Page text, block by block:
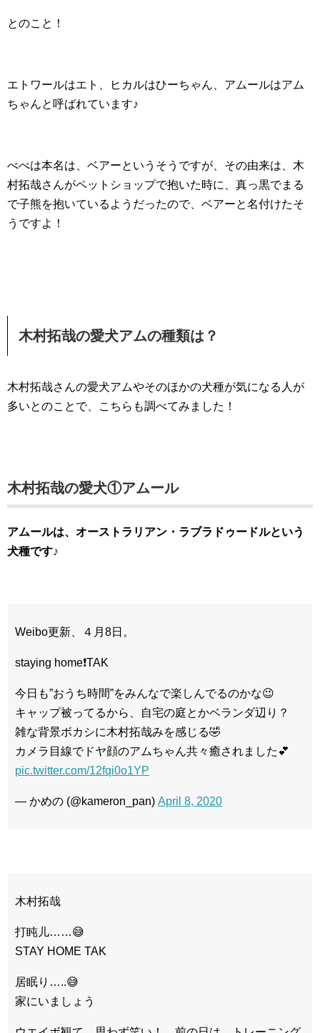
とのこと！
エトワールはエト、ヒカルはひーちゃん、アムールはアム
ちゃんと呼ばれています♪
べべは本名は、ベアーというそうですが、その由来は、木
村拓哉さんがペットショップで抱いた時に、真っ黒でまる
で子熊を抱いているようだったので、ベアーと名付けたそ
うですよ！
木村拓哉の愛犬アムの種類は？
木村拓哉さんの愛犬アムやそのほかの犬種が気になる人が
多いとのことで、こちらも調べてみました！
木村拓哉の愛犬①アムール
アムールは、オーストラリアン・ラブラドゥードルという
犬種です♪
Weibo更新、４月8日。
staying home❗️TAK
今日も”おうち時間”をみんなで楽しんでるのかな😉
キャップ被ってるから、自宅の庭とかベランダ辺り？
雑な背景ボカシに木村拓哉みを感じる🤣
カメラ目線でドヤ顔のアムちゃん共々癒されました💕
pic.twitter.com/12fqi0o1YP
— かめの (@kameron_pan) April 8, 2020
木村拓哉
打盹儿……😅
STAY HOME TAK
居眠り…..😅
家にいましょう